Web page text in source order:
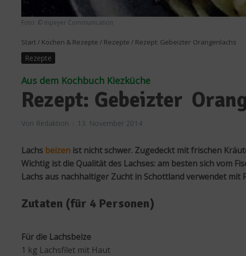
Foto: © mpeyer Communication
Start/ Kochen & Rezepte / Rezepte / Rezept: Gebeizter Orangenlachs
Rezepte
Aus dem Kochbuch Kiezküche
Rezept: Gebeizter
Von Redaktion 13. November 2014
Lachs beizen ist nicht schwer. Zugedeckt mit frischen
Wichtig ist die Qualität des Lachses: am besten sich vom
Lachs aus nachhaltiger Zucht in Schottland verwendet mit
Zutaten (für 4 Personen)
Für die Lachsbeize
1 kg Lachsfilet mit Haut